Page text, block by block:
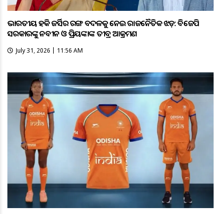
ଭାରତୀୟ ହକି ଜର୍ସିର ରଙ୍ଗ ବଦଳକୁ ନେଇ ରାଜନୈତିକ ଝଡ଼: ବିଜେପି
ସରକାରଙ୍କୁ ନବୀନ ଓ ପ୍ରିୟଙ୍କାଙ୍କ ତୀବ୍ର ଆକ୍ରମଣ
July 31, 2026 | 11:56 AM